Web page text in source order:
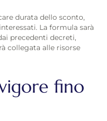
durata dello sconto,
La formula sarà
precedenti decreti,
collegata alle risorse
fino